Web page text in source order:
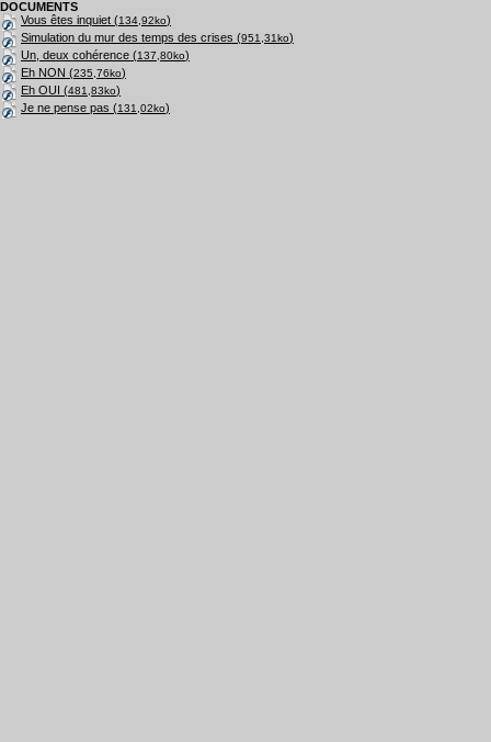
DOCUMENTS
Vous êtes inquiet (134,92ko)
Simulation du mur des temps des crises (951,31ko)
Un, deux cohérence (137,80ko)
Eh NON (235,76ko)
Eh OUI (481,83ko)
Je ne pense pas (131,02ko)